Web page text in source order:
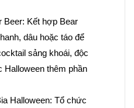
Beer: Kết hợp Bear
dâu hoặc táo để
sảng khoái, độc
Halloween thêm phần
Halloween: Tổ chức